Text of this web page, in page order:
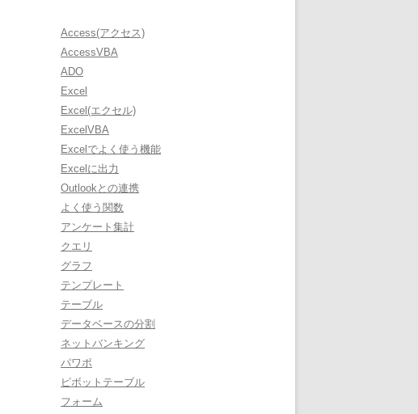
Access(アクセス)
AccessVBA
ADO
Excel
Excel(エクセル)
ExcelVBA
Excelでよく使う機能
Excelに出力
Outlookとの連携
よく使う関数
アンケート集計
クエリ
グラフ
テンプレート
テーブル
データベースの分割
ネットバンキング
パワポ
ピボットテーブル
フォーム